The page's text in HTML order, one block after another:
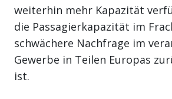
weiterhin mehr Kapazität
die Passagierkapazität im
schwächere Nachfrage im
Gewerbe in Teilen Europas
ist.